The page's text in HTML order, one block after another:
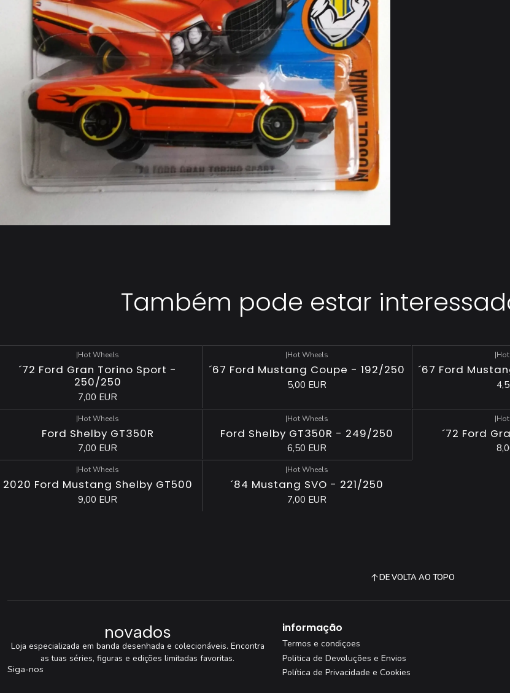
Também pode estar
|Hot Wheels
´72 Ford Gran Torino Sport -
250/250
7,00 EUR
|Hot Wheels
´67 Ford Mustang Coupe - 192/250
5,00 EUR
|
´67 Ford
|Hot Wheels
Ford Shelby GT350R
7,00 EUR
|Hot Wheels
Ford Shelby GT350R - 249/250
6,50 EUR
|
´72 Ford
|Hot Wheels
2020 Ford Mustang Shelby GT500
9,00 EUR
|Hot Wheels
´84 Mustang SVO - 221/250
7,00 EUR
DE VOLTA AO TOPO
novados
Loja especializada em banda desenhada e colecionáveis. Encontra
as tuas séries, figuras e edições limitadas favoritas.
Siga-nos
informação
Termos e condiçoes
Politica de Devoluções e Envios
Política de Privacidade e Cookies